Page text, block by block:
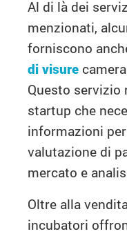
Al di là dei
menzionati,
forniscono
di visure
Questo servizio
startup che
informazioni
valutazione di
mercato e
Oltre alla
incubatori